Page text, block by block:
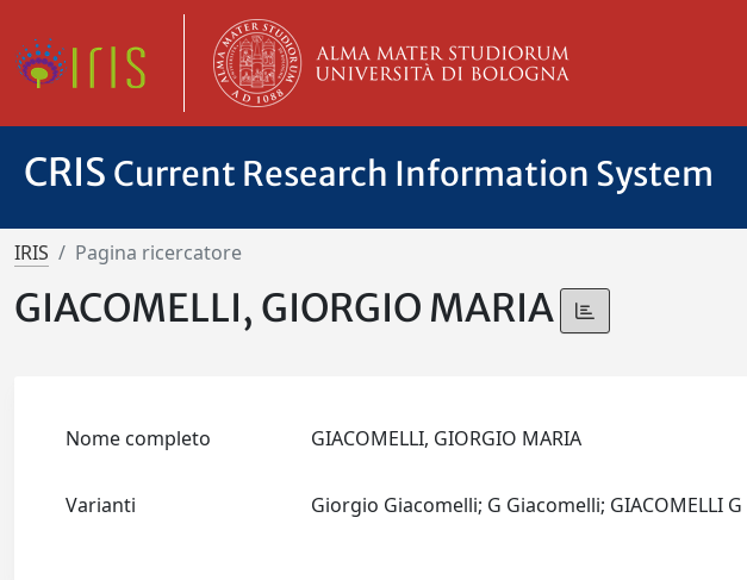
CRIS Current Research Information System
IRIS Pagina ricercatore
GIACOMELLI, GIORGIO MARIA
Nome completo GIACOMELLI, GIORGIO MARIA
Varianti Giorgio Giacomelli; G Giacomelli; GIACOMELLI G